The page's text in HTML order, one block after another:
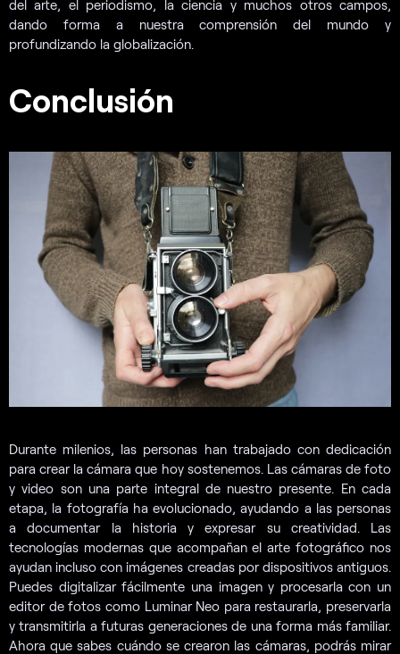
del arte, el periodismo, la ciencia y muchos otros campos,
dando forma a nuestra comprensión del mundo y
profundizando la globalización.
Conclusión
Durante milenios, las personas han trabajado con dedicación
para crear la cámara que hoy sostenemos. Las cámaras de foto
y video son una parte integral de nuestro presente. En cada
etapa, la fotografía ha evolucionado, ayudando a las personas
a documentar la historia y expresar su creatividad. Las
tecnologías modernas que acompañan el arte fotográfico nos
ayudan incluso con imágenes creadas por dispositivos antiguos.
Puedes digitalizar fácilmente una imagen y procesarla con un
editor de fotos como Luminar Neo para restaurarla, preservarla
y transmitirla a futuras generaciones de una forma más familiar.
Ahora que sabes cuándo se crearon las cámaras, podrás mirar